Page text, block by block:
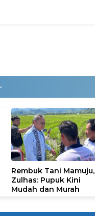
Rembuk Tani Mamuju,
Zulhas: Pupuk Kini
Mudah dan Murah